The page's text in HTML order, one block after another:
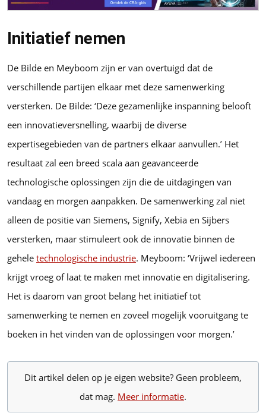
Initiatief nemen
De Bilde en Meyboom zijn er van overtuigd dat de
verschillende partijen elkaar met deze samenwerking
versterken. De Bilde: ‘Deze gezamenlijke inspanning belooft
een innovatieversnelling, waarbij de diverse
expertisegebieden van de partners elkaar aanvullen.’ Het
resultaat zal een breed scala aan geavanceerde
technologische oplossingen zijn die de uitdagingen van
vandaag en morgen aanpakken. De samenwerking zal niet
alleen de positie van Siemens, Signify, Xebia en Sijbers
versterken, maar stimuleert ook de innovatie binnen de
gehele technologische industrie. Meyboom: ‘Vrijwel iedereen
krijgt vroeg of laat te maken met innovatie en digitalisering.
Het is daarom van groot belang het initiatief tot
samenwerking te nemen en zoveel mogelijk vooruitgang te
boeken in het vinden van de oplossingen voor morgen.’
Dit artikel delen op je eigen website? Geen probleem,
dat mag. Meer informatie.